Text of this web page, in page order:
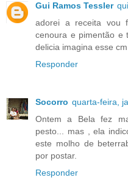
Gui Ramos Tessler
adorei a receita vou
cenoura e pimentão e
delicia imagina esse
Responder
Socorro quarta-feira,
Ontem a Bela fez
pesto... mas , ela
este molho de
por postar.
Responder